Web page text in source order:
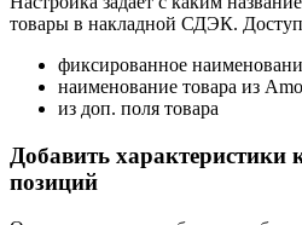
товары в накладной СДЭК.
фиксированное
наименование товара из
из доп. поля товара
Добавить характеристики
позиций